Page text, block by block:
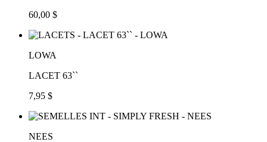
60,00 $
LOWA
LACET 63``
7,95 $
NEES